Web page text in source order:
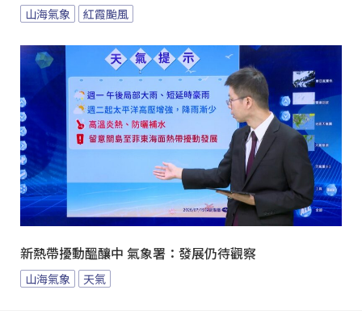
山海氣象 紅霞颱風
新熱帶擾動醞釀中 氣象署：發展仍待觀察
山海氣象 天氣